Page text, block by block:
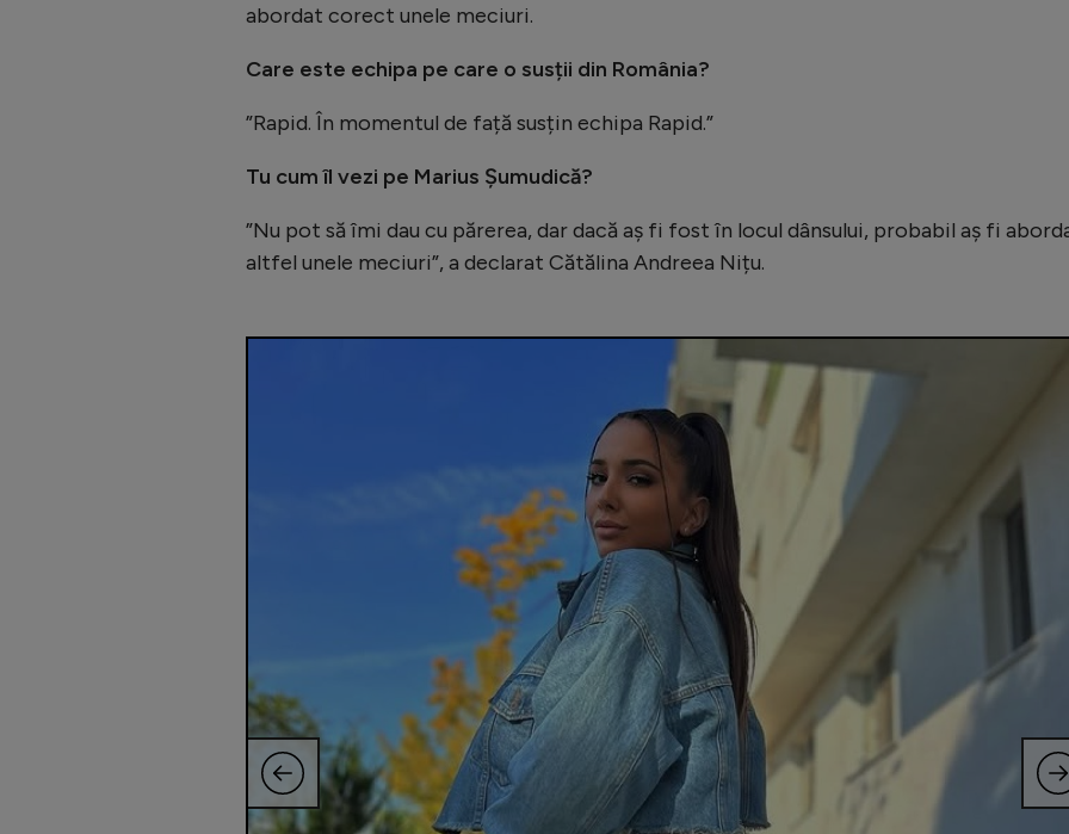
abordat corect unele meciuri.
Care este echipa pe care o susții din România?
”Rapid. În momentul de față susțin echipa Rapid.”
Tu cum îl vezi pe Marius Șumudică?
”Nu pot să îmi dau cu părerea, dar dacă aș fi fost în locul dânsului, probabil aș fi
altfel unele meciuri”, a declarat Cătălina Andreea Nițu.